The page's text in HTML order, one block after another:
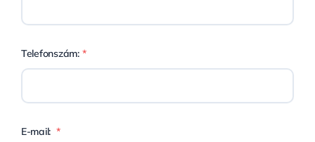
Telefonszám: *
E-mail: *